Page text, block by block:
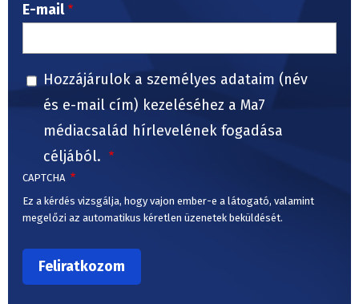
E-mail
Hozzájárulok a személyes adataim (név
és e-mail cím) kezeléséhez a Ma7
médiacsalád hírlevelének fogadása
céljából.
CAPTCHA
Ez a kérdés vizsgálja, hogy vajon ember-e a látogató, valamint
megelőzi az automatikus kéretlen üzenetek beküldését.